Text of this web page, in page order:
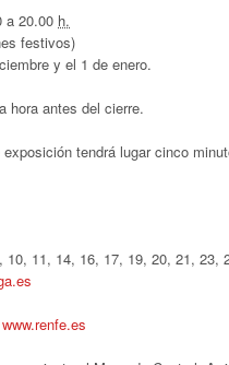
a 20.00 h.
festivos)
y el 1 de enero.
hora antes del cierre.
tendrá lugar cinco
11, 14, 16, 17, 19, 20, 21,
www.renfe.es